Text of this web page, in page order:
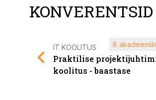
IT KOOLITUS
Praktilise
koolitus - baastase
8